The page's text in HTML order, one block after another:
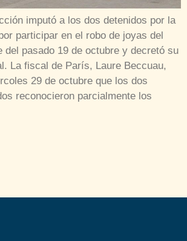
imputó a los dos detenidos por la
participar en el robo de joyas del
del pasado 19 de octubre y decretó su
La fiscal de París, Laure Beccuau,
29 de octubre que los dos
reconocieron parcialmente los